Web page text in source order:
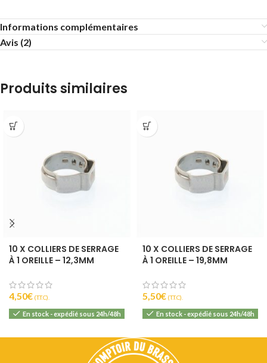
Informations complémentaires
Avis (2)
Produits similaires
10 X COLLIERS DE SERRAGE
À 1 OREILLE – 12,3MM
4,50€ (T.T.C).
En stock - expédié sous 24h/48h
10 X COLLIERS DE SERRAGE
À 1 OREILLE – 19,8MM
5,50€ (T.T.C).
En stock - expédié sous 24h/48h